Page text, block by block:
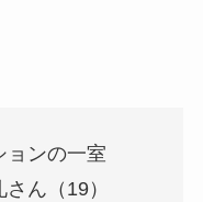
ョンの一室
ん（19）